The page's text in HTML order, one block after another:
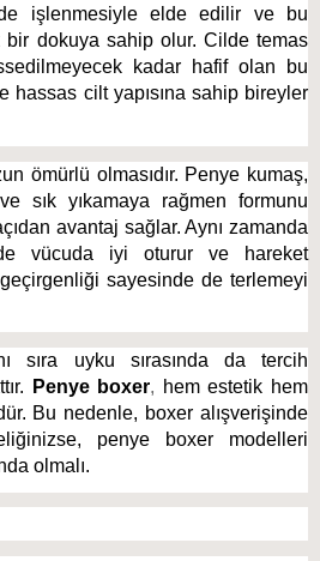
işlenmesiyle elde edilir ve bu
bir dokuya sahip olur. Cilde temas
kadar hafif olan bu
hassas cilt yapısına sahip bireyler
ömürlü olmasıdır. Penye kumaş,
sık yıkamaya rağmen formunu
avantaj sağlar. Aynı zamanda
vücuda iyi oturur ve hareket
sayesinde de terlemeyi
sıra uyku sırasında da tercih
Penye boxer, hem estetik hem
Bu nedenle, boxer alışverişinde
penye boxer modelleri
olmalı.